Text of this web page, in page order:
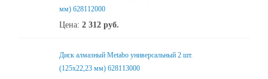
мм) 628112000
Цена: 2 312 руб.
Диск алмазный Metabo универсальный 2 шт.
(125x22,23 мм) 628113000